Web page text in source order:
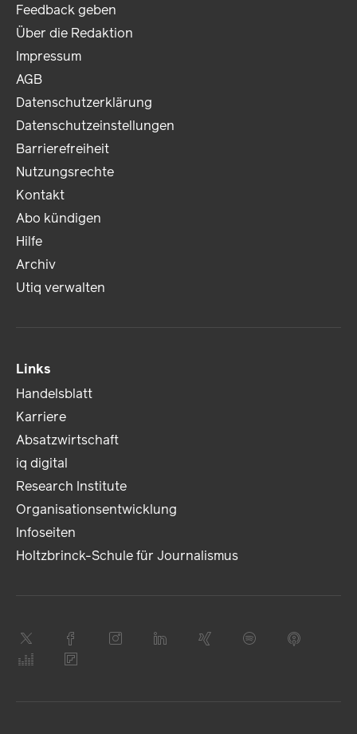
Feedback geben
Über die Redaktion
Impressum
AGB
Datenschutzerklärung
Datenschutzeinstellungen
Barrierefreiheit
Nutzungsrechte
Kontakt
Abo kündigen
Hilfe
Archiv
Utiq verwalten
Links
Handelsblatt
Karriere
Absatzwirtschaft
iq digital
Research Institute
Organisationsentwicklung
Infoseiten
Holtzbrinck-Schule für Journalismus